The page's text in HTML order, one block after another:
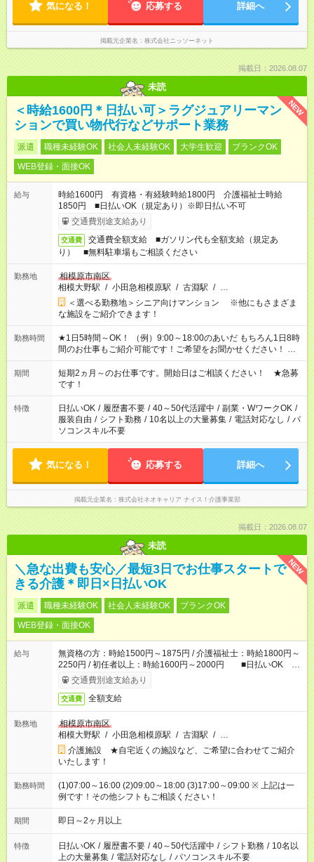
気になる！ 応募する 詳細へ
掲載元企業名 株式会社ニッソーネット
掲載日：2026.08.07
未読
NEW
＜時給1600円＊日払い可＞ラグジュアリーマン
ションで買い物代行などサポート業務
派遣 職種未経験OK 社会人未経験OK 大学生歓迎
ブランクOK
WEB登録・面接OK
給与
時給1600円 有資格・有経験時給1800円 介護福祉士時給
1850円 ■日払いOK（規定あり）※即日払い不可
交通費別途支給あり
交通費
交通費全額支給 ■ガソリン代も全額支給（規定あ
り） ■無料駐車場もご相談ください
勤務地
相模原市南区
相模大野駅 / 小田急相模原駅 / 古淵駅 / …
＜選べる勤務地＞シニア向けマンション ※他にもさまざま
な施設をご紹介できます！
勤務時間
★1日5時間～OK！ （例）9:00～18:00のあいだ もちろん1日8時
間のお仕事もご紹介可能です！ご希望をお聞かせください！ ★
家庭の都合でお休みが必要な場合も遠慮なくご相談ください。
※週最低15時間以上の勤務が必要です
期間
短期2ヵ月～のお仕事です。開始日はご相談ください！ ★急募
です！
特徴 日払いOK / 履歴書不要 / 40～50代活躍中 / 副業・WワークOK /
服装自由 / シフト勤務 / 10名以上の大量募集 / 電話対応なし / パ
ソコンスキル不要
気になる！ 応募する 詳細へ
掲載元企業名 株式会社ネオキャリア ナイス！介護事業部
掲載日：2026.08.07
未読
NEW
＼急な出費も安心／最短3日でお仕事スタートで
きる介護＊即日×日払いOK
派遣 職種未経験OK 社会人未経験OK
ブランクOK
WEB登録・面接OK
給与
無資格の方：時給1500円～1875円 / 介護福祉士：時給1800円～
2250円 / 初任者以上：時給1600円～2000円 ■日払いOK ■
日収例：1万2000円（時給1500円×8h）
交通費別途支給あり
交通費 全額支給
勤務地
相模原市南区
相模大野駅 / 小田急相模原駅 / 古淵駅 / …
介護施設 ★自宅近くの施設など、ご希望に合わせてご紹介
いたします！
勤務時間
(1)07:00～16:00 (2)09:00～18:00 (3)17:00～09:00 ※ 上記は一
例です！その他シフトもご相談ください！
期間 即日～2ヶ月以上
特徴 日払いOK / 履歴書不要 / 40～50代活躍中 / シフト勤務 / 10名以
上の大量募集 / 電話対応なし / パソコンスキル不要